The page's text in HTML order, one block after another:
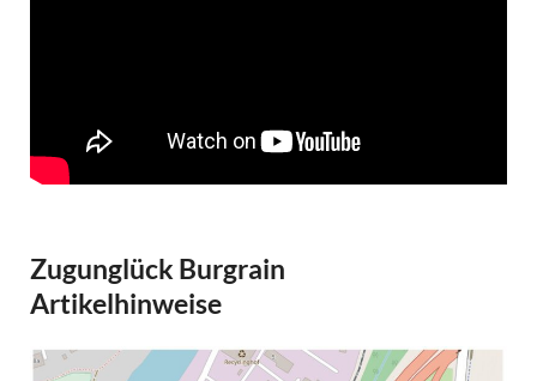
Zugunglück Burgrain
Artikelhinweise